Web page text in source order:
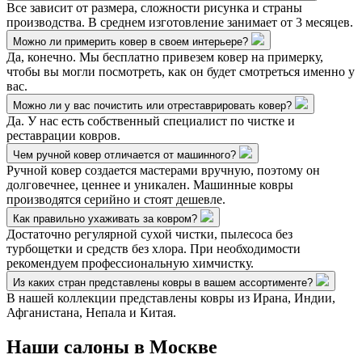
Все зависит от размера, сложности рисунка и страны
производства. В среднем изготовление занимает от 3 месяцев.
Можно ли примерить ковер в своем интерьере?
Да, конечно. Мы бесплатно привезем ковер на примерку,
чтобы вы могли посмотреть, как он будет смотреться именно у
вас.
Можно ли у вас почистить или отреставрировать ковер?
Да. У нас есть собственный специалист по чистке и
реставрации ковров.
Чем ручной ковер отличается от машинного?
Ручной ковер создается мастерами вручную, поэтому он
долговечнее, ценнее и уникален. Машинные ковры
производятся серийно и стоят дешевле.
Как правильно ухаживать за ковром?
Достаточно регулярной сухой чистки, пылесоса без
турбощетки и средств без хлора. При необходимости
рекомендуем профессиональную химчистку.
Из каких стран представлены ковры в вашем ассортименте?
В нашей коллекции представлены ковры из Ирана, Индии,
Афганистана, Непала и Китая.
Наши салоны в Москве